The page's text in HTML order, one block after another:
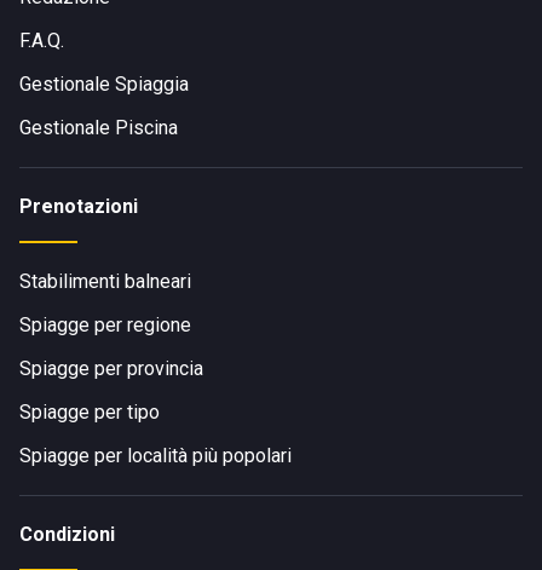
F.A.Q.
Gestionale Spiaggia
Gestionale Piscina
Prenotazioni
Stabilimenti balneari
Spiagge per regione
Spiagge per provincia
Spiagge per tipo
Spiagge per località più popolari
Condizioni